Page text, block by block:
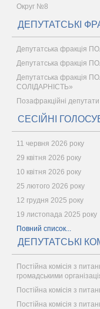
Округ №8
ДЕПУТАТСЬКІ
Депутатська фракція
Депутатська фракція
Депутатська фракція
СОЛІДАРНІСТЬ»
Позафракційні депутати
СЕСІЙНІ
11 червня 2026 року
29 квітня 2026 року
10 квітня 2026 року
25 лютого 2026 року
12 грудня 2025 року
19 листопада 2025 року
Повний список...
ДЕПУТАТСЬКІ
Постійна комісія з
громадськими
Постійна комісія з
Постійна комісія з